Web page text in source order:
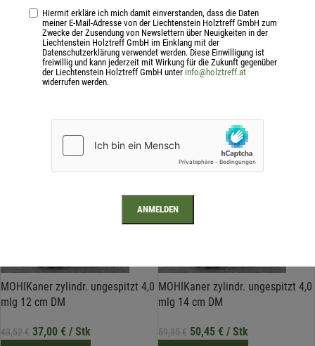
mlg 8 cm DM
20,00€/ Stk
IN DEN WARENKORB
KD4 salzimprägniert
mlg 10 cm DM
30,58€ 25,99€/ Stk
IN DEN WARENKORB
KD4 salzimprägniert
Versandkosten
-15%
MOHIKaner zylindr. ungespitzt 4,0
mlg 12 cm DM
43,52€ 37,00 € / Stk
MOHIKaner zylindr. ungespitzt 4,0
mlg 14 cm DM
59,35€ 50,45 €/ Stk
Hiermit erkläre ich mich damit einverstanden, dass die Daten
meiner E-Mail-Adresse von der Liechtenstein Holztreff GmbH zum
Zwecke der Zusendung von Newslettern über Neuigkeiten in der
Liechtenstein Holztreff GmbH im Einklang mit der
Datenschutzerklärung verwendet werden. Diese Einwilligung ist
freiwillig und kann jederzeit mit Wirkung für die Zukunft gegenüber
der Liechtenstein Holztreff GmbH unter info@holztreff.at
widerrufen werden.